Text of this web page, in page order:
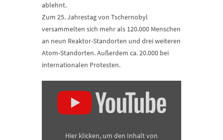
ablehnt.
Zum 25. Jahrestag von Tschernobyl
versammelten sich mehr als 120.000 Menschen
an neun Reaktor-Standorten und drei weiteren
Atom-Standorten. Außerdem ca. 20.000 bei
internationalen Protesten.
Atomkraft
Demonstration
YouTubeHier klicken, um den Inhalt von